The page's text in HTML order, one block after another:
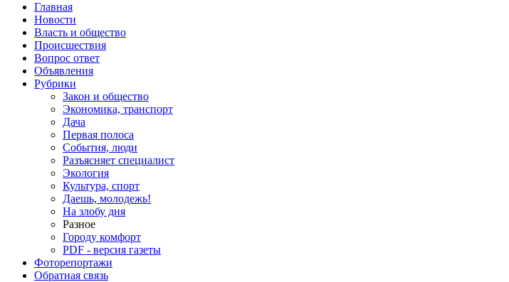
Главная
Новости
Власть и общество
Происшествия
Вопрос ответ
Объявления
Рубрики
Закон и общество
Экономика, транспорт
Дача
Первая полоса
События, люди
Разъясняет специалист
Экология
Культура, спорт
Даешь, молодежь!
На злобу дня
Разное
Городу комфорт
PDF - версия газеты
Фоторепортажи
Обратная связь